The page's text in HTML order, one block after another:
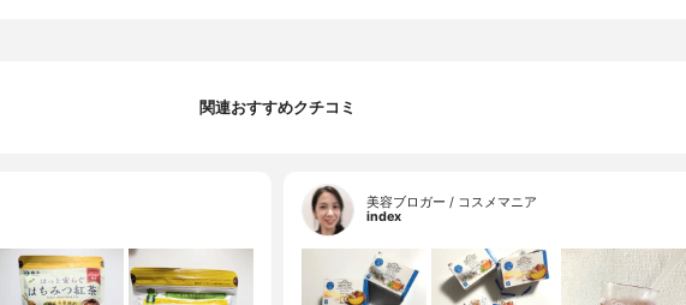
関連おすすめクチコミ
美容ブロガー / コスメマニア
index